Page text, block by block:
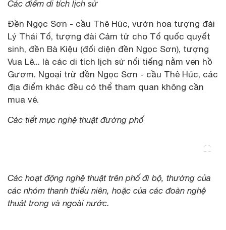
Các điểm di tích lịch sử
Đền Ngọc Sơn - cầu Thê Húc, vườn hoa tượng đài
Lý Thái Tổ, tượng đài Cảm tử cho Tổ quốc quyết
sinh, đền Bà Kiệu (đối diện đền Ngọc Sơn), tượng
Vua Lê... là các di tích lịch sử nổi tiếng nằm ven hồ
Gươm. Ngoại trừ đền Ngọc Sơn - cầu Thê Húc, các
địa điểm khác đều có thể tham quan không cần
mua vé.
Các tiết mục nghệ thuật đường phố
Các hoạt động nghệ thuật trên phố đi bộ, thường của
các nhóm thanh thiếu niên, hoặc của các đoàn nghệ
thuật trong và ngoài nước.